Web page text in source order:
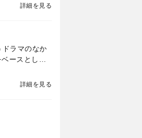
詳細を見る
ラマのなか
ースとした
詳細を見る